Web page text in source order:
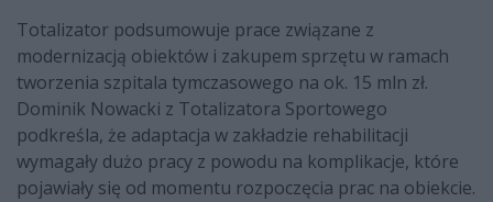
Totalizator podsumowuje prace związane z
modernizacją obiektów i zakupem sprzętu w ramach
tworzenia szpitala tymczasowego na ok. 15 mln zł.
Dominik Nowacki z Totalizatora Sportowego
podkreśla, że adaptacja w zakładzie rehabilitacji
wymagały dużo pracy z powodu na komplikacje, które
pojawiały się od momentu rozpoczęcia prac na obiekcie.